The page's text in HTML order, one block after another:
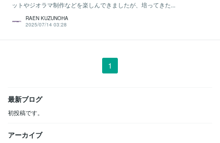
ットやジオラマ制作などを楽しんできましたが、培ってきた...
RAEN KUZUNOHA
2025/07/14 03:28
1
最新ブログ
初投稿です。
アーカイブ